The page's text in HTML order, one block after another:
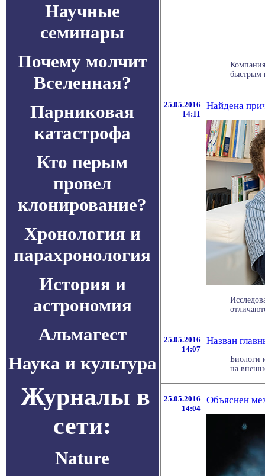
Научные
семинары
Почему молчит
Вселенная?
Парниковая
катастрофа
Кто перым
провел
клонирование?
Хронология и
парахронология
История и
астрономия
Альмагест
Наука и культура
Журналы в
сети:
Nature
Компания
быстрым
25.05.2016
14:11
Найдена
25.05.2016
14:07
Назван
Биологи
на
25.05.2016
14:04
Объяснен